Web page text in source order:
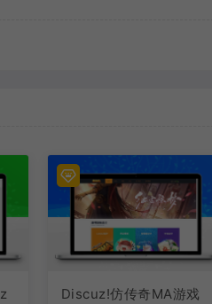
Discuz!仿传奇MA游戏